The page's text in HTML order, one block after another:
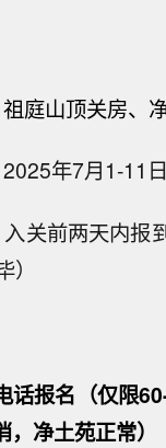
庭山顶关房、
年7月1-11
关前两天内报
话报名（仅限
，净土苑正常）